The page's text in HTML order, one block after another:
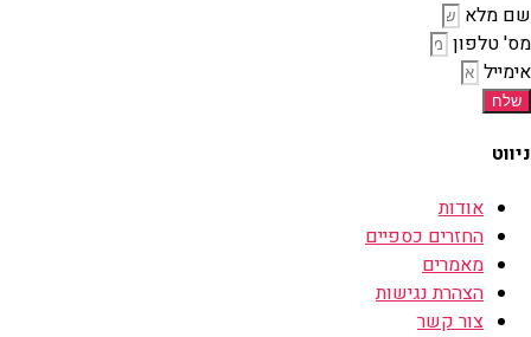
שם מלא
מס' טלפון
אימייל
שלח
ניווט
אודות
החזרים כספיים
מאמרים
הצהרת נגישות
צור קשר